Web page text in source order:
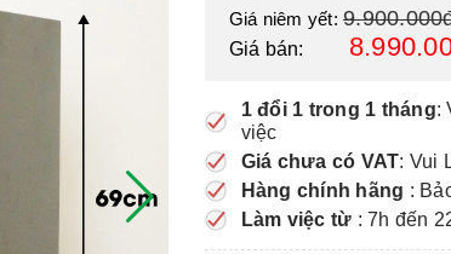
Giá niêm yết:
Giá bán:
1 đổi 1 trong 1 tháng:
việc
Giá chưa có VAT: Vui
Hàng chính hãng :
Làm việc từ : 7h đến